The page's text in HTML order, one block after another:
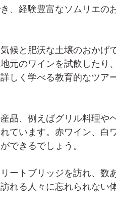
、経験豊富なソムリエ
候と肥沃な土壌のおか
元のワインを試飲した
しく学べる教育的なツ
品、例えばグリル料理
ています。赤ワイン、
できるでしょう。
ートブリッジを訪れ、
れる人々に忘れられない